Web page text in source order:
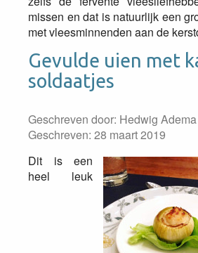
missen en dat is natuurlijk een
met vleesminnenden aan de
Gevulde uien met
soldaatjes
Geschreven door: Hedwig
Geschreven: 28 maart 2019
Dit is een
heel leuk